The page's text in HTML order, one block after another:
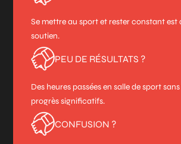
Se mettre au sport et rester constant est
soutien.
PEU DE RÉSULTATS ?
Des heures passées en salle de sport
progrès significatifs.
CONFUSION ?